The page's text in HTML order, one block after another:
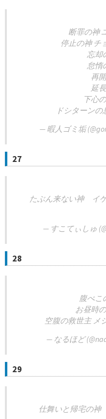
断罪の神
停止の神 チ
忘却
怠惰
再
延
下心
ドシターン
— 暇人ゴミ垢
27
たぶん来ない神 イ
— すこてぃしゅ
28
腹ぺこ
お昼時
空腹の救世主 メ
— なるほど
29
仕舞いと帰宅の